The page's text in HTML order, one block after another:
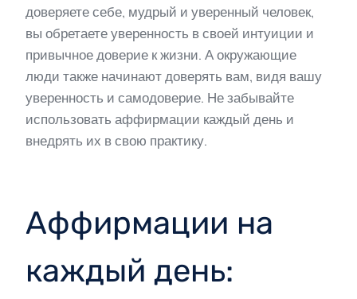
доверяете себе, мудрый и уверенный человек,
вы обретаете уверенность в своей интуиции и
привычное доверие к жизни. А окружающие
люди также начинают доверять вам, видя вашу
уверенность и самодоверие. Не забывайте
использовать аффирмации каждый день и
внедрять их в свою практику.
Аффирмации на
каждый день: